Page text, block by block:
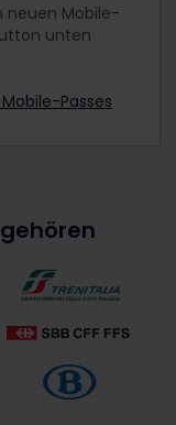
neuen Mobile-
unten
Passes